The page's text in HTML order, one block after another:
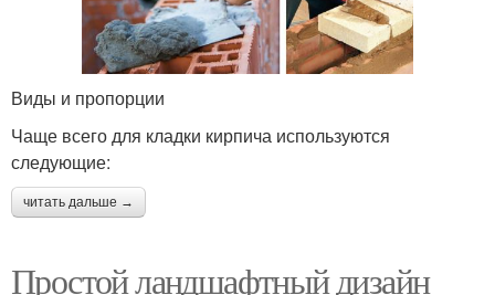
Виды и пропорции
Чаще всего для кладки кирпича используются
следующие:
читать дальше →
Простой ландшафтный дизайн